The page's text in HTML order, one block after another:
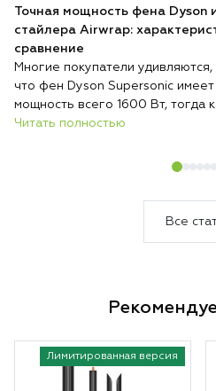
Точная мощность фена Dyson
стайлера Airwrap:
сравнение
Многие покупатели удивляются,
что фен Dyson Supersonic имеет
мощность всего 1600 Вт, тогда
обычные фены нередко
сопоставимых условиях Dyson
и весит меньше большинства
Читать полностью
Все
Лимитированная версия